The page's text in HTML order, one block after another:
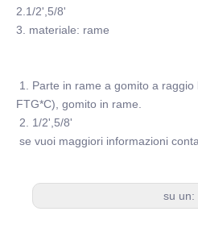
2.1/2',5/8'
3. materiale: rame
1. Parte in rame a gomito a
FTG*C), gomito in rame.
2. 1/2',5/8'
se vuoi maggiori informazioni
su un: